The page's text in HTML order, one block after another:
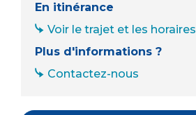
En itinérance
Voir le trajet et les horaires
Plus d'informations ?
Contactez-nous